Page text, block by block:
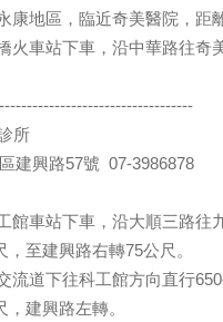
康地區，臨近奇美醫院，距
火車站下車，沿中華路往奇
所
建興路57號 07-3986878
館車站下車，沿大順三路往
，至建興路右轉75公尺。
流道下往科工館方向直行
，建興路左轉。